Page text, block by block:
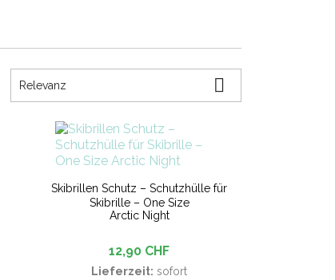
Relevanz 
Skibrillen Schutz – Schutzhülle für
Skibrille – One Size
Arctic Night
12,90 CHF
Lieferzeit: sofort